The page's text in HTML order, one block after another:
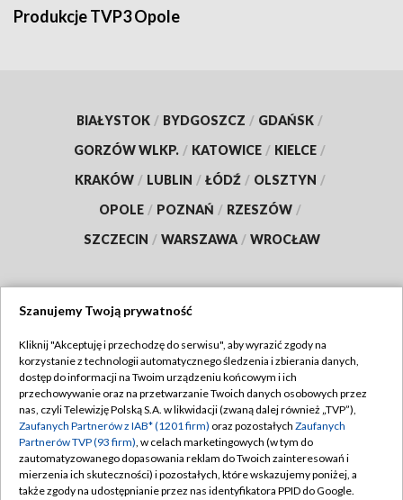
Produkcje TVP3 Opole
BIAŁYSTOK / BYDGOSZCZ / GDAŃSK /
GORZÓW WLKP. / KATOWICE / KIELCE /
KRAKÓW / LUBLIN / ŁÓDŹ / OLSZTYN /
OPOLE / POZNAŃ / RZESZÓW /
SZCZECIN / WARSZAWA / WROCŁAW
TVP
Abonament TVP
Emisja w TVP
Centrum informacji TVP
Naziemna Telewizja Cyfrowa
Regulamin TVP
Polityka prywatności
Moje zgody
Pomoc
Szanujemy Twoją prywatność
Kliknij "Akceptuję i przechodzę do serwisu", aby wyrazić zgody na
korzystanie z technologii automatycznego śledzenia i zbierania danych,
dostęp do informacji na Twoim urządzeniu końcowym i ich
przechowywanie oraz na przetwarzanie Twoich danych osobowych przez
nas, czyli Telewizję Polską S.A. w likwidacji (zwaną dalej również „TVP”),
Zaufanych Partnerów z IAB* (1201 firm) oraz pozostałych Zaufanych
Partnerów TVP (93 firm), w celach marketingowych (w tym do
zautomatyzowanego dopasowania reklam do Twoich zainteresowań i
mierzenia ich skuteczności) i pozostałych, które wskazujemy poniżej, a
także zgody na udostępnianie przez nas identyfikatora PPID do Google.